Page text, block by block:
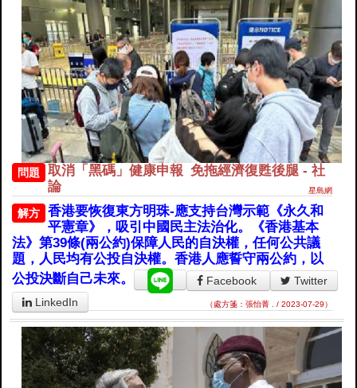
問題
取消「黑碼」健康申報 免拖經濟復甦後腿 - 社
論
星島網
解方
香港要恢復東方明珠-應支持台灣示範《永久和
平憲章》，吸引中國民主法治化。《香港基本
法》第39條(兩公約)保障人民的自決權，任何公共議
題，人民均有公投自決權。香港人應誓守兩公約，以
公投決斷自己未來。
Facebook
Twitter
LinkedIn
（處方箋：張怡菁 . / 2023-07-29）